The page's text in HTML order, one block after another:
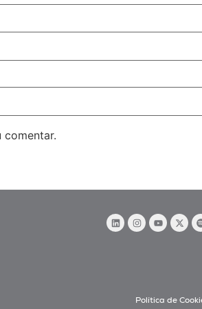
comentar.
Política de